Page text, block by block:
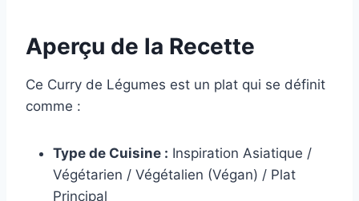
Aperçu de la Recette
Ce Curry de Légumes est un plat qui se définit
comme :
Type de Cuisine : Inspiration Asiatique /
Végétarien / Végétalien (Végan) / Plat
Principal